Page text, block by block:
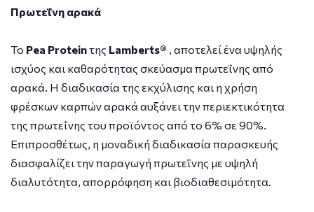
Πρωτεΐνη αρακά
Το Pea Proteinτης Lamberts® , αποτελεί ένα υψηλής
ισχύος και καθαρότητας σκεύασμα πρωτεΐνης από
αρακά. Η διαδικασία της εκχύλισης και η χρήση
φρέσκων καρπών αρακά αυξάνει την περιεκτικότητα
της πρωτεΐνης του προϊόντος από το 6% σε 90%.
Επιπροσθέτως, η μοναδική διαδικασία παρασκευής
διασφαλίζει την παραγωγή πρωτεΐνης με υψηλή
διαλυτότητα, απορρόφηση και βιοδιαθεσιμότητα.